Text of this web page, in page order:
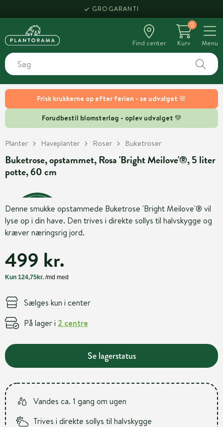
Frisk krukkerne op efter ferien - se udvalget 🌸
Forudbestil blomsterløg - oplev udvalget 💚
GROGARANTI
Find center
0
Kurv
Menu
Planter Haveplanter Roser Buketroser
Buketrose, opstammet, Rosa 'Bright Meilove'®, 5 liter
potte, 60 cm
Denne smukke opstammede Buketrose 'Bright Meilove'® vil
lyse op i din have. Den trives i direkte sollys til halvskygge og
kræver næringsrig jord.
499 kr.
Sælges kun i center
På lager i 2 centre
Se lagerstatus
Vandes ca. 1 gang om ugen
Trives i direkte sollys til halvskygge